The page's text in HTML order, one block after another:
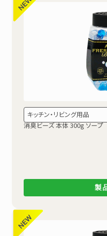
キッチン・リビング用品
消臭ビーズ 本体 300g ソープ
製